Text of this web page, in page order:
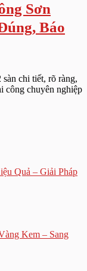
Sơn
Báo
chi tiết, rõ ràng,
công chuyên nghiệp
Quả – Giải Pháp
Kem – Sang